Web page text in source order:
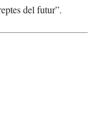
del futur”.